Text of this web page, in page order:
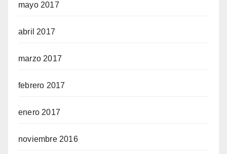
mayo 2017
abril 2017
marzo 2017
febrero 2017
enero 2017
noviembre 2016